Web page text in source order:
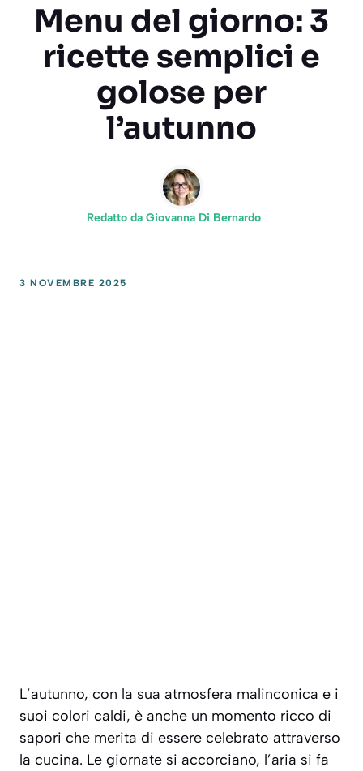
Menu del giorno: 3
ricette semplici e
golose per
l’autunno
Redatto da Giovanna Di Bernardo
3 NOVEMBRE 2025
L’autunno, con la sua atmosfera malinconica e i
suoi colori caldi, è anche un momento ricco di
sapori che merita di essere celebrato attraverso
la cucina. Le giornate si accorciano, l’aria si fa